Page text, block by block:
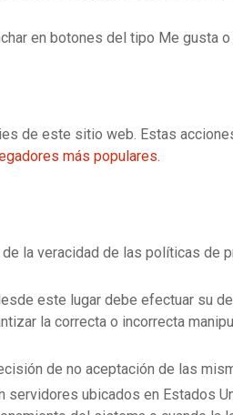
en botones del tipo Me gusta o
de este sitio web. Estas
más populares.
la veracidad de las políticas de
este lugar debe efectuar su
la correcta o incorrecta
de no aceptación de las
ubicados en Estados